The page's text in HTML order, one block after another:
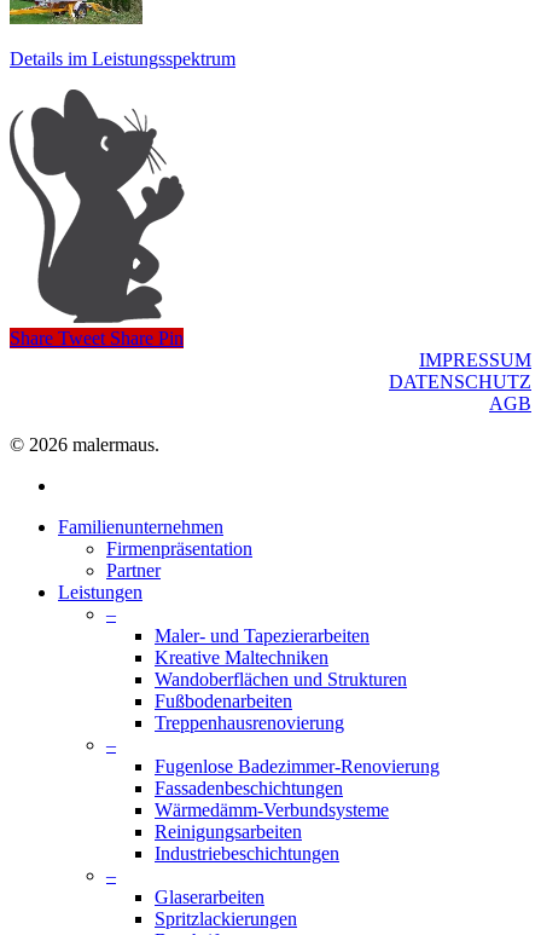
Details im Leistungsspektrum
Share Tweet Share Pin
IMPRESSUM
DATENSCHUTZ
AGB
© 2026 malermaus.
Close
Familienunternehmen
Firmenpräsentation
Partner
Leistungen
–
Maler- und Tapezierarbeiten
Kreative Maltechniken
Wandoberflächen und Strukturen
Fußbodenarbeiten
Treppenhausrenovierung
–
Fugenlose Badezimmer-Renovierung
Fassadenbeschichtungen
Wärmedämm-Verbundsysteme
Reinigungsarbeiten
Industriebeschichtungen
–
Glaserarbeiten
Spritzlackierungen